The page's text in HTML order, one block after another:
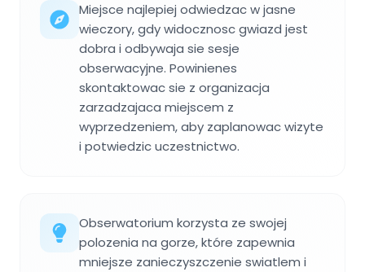
Miejsce najlepiej odwiedzac w jasne
wieczory, gdy widocznosc gwiazd jest
dobra i odbywaja sie sesje
obserwacyjne. Powinienes
skontaktowac sie z organizacja
zarzadzajaca miejscem z
wyprzedzeniem, aby zaplanowac wizyte
i potwiedzic uczestnictwo.
Obserwatorium korzysta ze swojej
polozenia na gorze, które zapewnia
mniejsze zanieczyszczenie swiatlem i